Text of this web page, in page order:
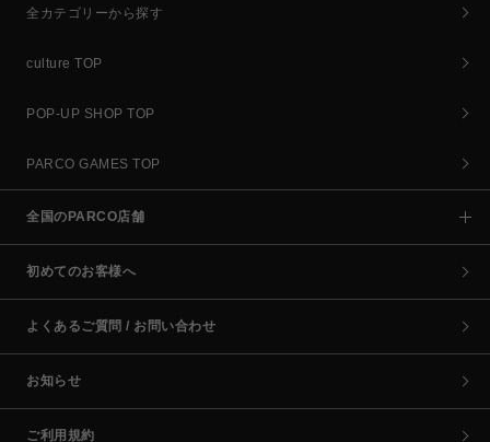
全カテゴリーから探す
culture TOP
POP-UP SHOP TOP
PARCO GAMES TOP
全国のPARCO店舗
初めてのお客様へ
よくあるご質問 / お問い合わせ
お知らせ
ご利用規約